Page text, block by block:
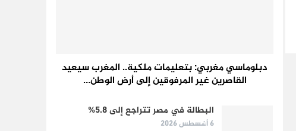
دبلوماسي مغربي: بتعليمات ملكية.. المغرب سيعيد
القاصرين غير المرفوقين إلى أرض الوطن…
البطالة في مصر تتراجع إلى 5.8%
6 أغسطس 2026